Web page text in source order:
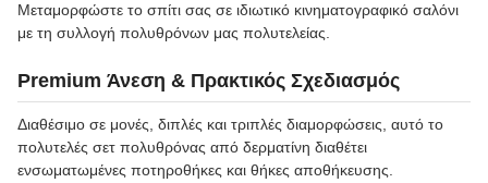
Μεταμορφώστε το σπίτι σας σε ιδιωτικό κινηματογραφικό σαλόνι
με τη συλλογή πολυθρόνων μας πολυτελείας.
Premium Άνεση & Πρακτικός Σχεδιασμός
Διαθέσιμο σε μονές, διπλές και τριπλές διαμορφώσεις, αυτό το
πολυτελές σετ πολυθρόνας από δερματίνη διαθέτει
ενσωματωμένες ποτηροθήκες και θήκες αποθήκευσης.